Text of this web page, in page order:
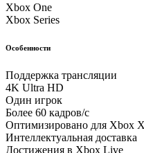
Xbox One
Xbox Series
Особенности
Поддержка трансляции
4K Ultra HD
Один игрок
Более 60 кадров/с
Оптимизировано для Xbox
Интеллектуальная доставка
Достижения в Xbox Live